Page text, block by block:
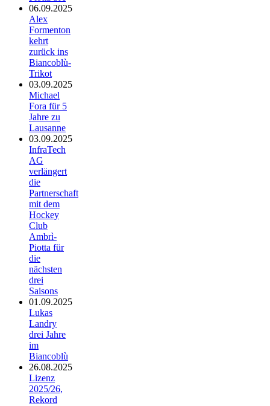
06.09.2025
Alex
Formenton
kehrt
zurück ins
Biancoblù-
Trikot
03.09.2025
Michael
Fora für 5
Jahre zu
Lausanne
03.09.2025
InfraTech
AG
verlängert
die
Partnerschaft
mit dem
Hockey
Club
Ambrì-
Piotta für
die
nächsten
drei
Saisons
01.09.2025
Lukas
Landry
drei Jahre
im
Biancoblù
26.08.2025
Lizenz
2025/26,
Rekord